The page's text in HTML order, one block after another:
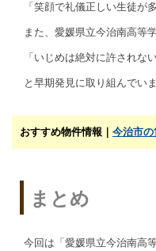
「笑顔で礼儀正しい生徒が
また、愛媛県立今治南高等
「いじめは絶対に許されな
と早期発見に取り組んでいま
おすすめ物件情報｜ 今治市
まとめ
今回は「愛媛県立今治南高